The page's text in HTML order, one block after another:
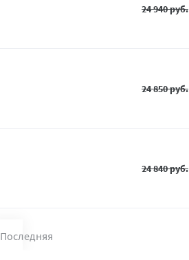
24 940 руб.
24 850 руб.
24 840 руб.
Последняя